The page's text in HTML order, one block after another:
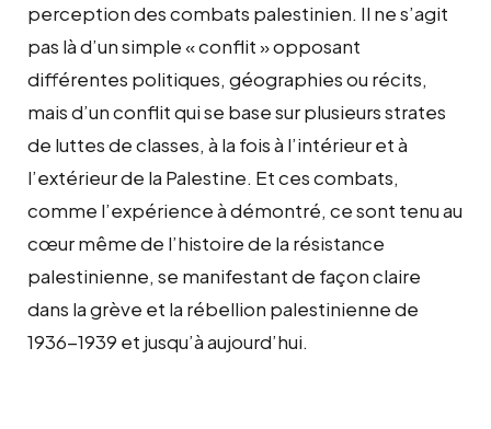
perception des combats palestinien. Il ne s’agit
pas là d’un simple « conflit » opposant
différentes politiques, géographies ou récits,
mais d’un conflit qui se base sur plusieurs strates
de luttes de classes, à la fois à l’intérieur et à
l’extérieur de la Palestine. Et ces combats,
comme l’expérience à démontré, ce sont tenu au
cœur même de l’histoire de la résistance
palestinienne, se manifestant de façon claire
dans la grève et la rébellion palestinienne de
1936-1939 et jusqu’à aujourd’hui.